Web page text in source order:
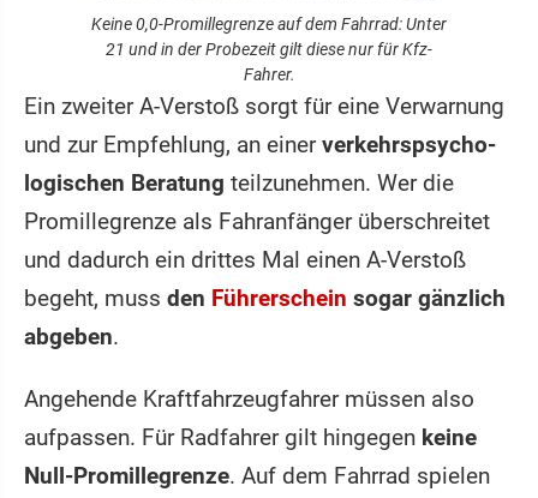
Keine 0,0-Promillegrenze auf dem Fahrrad: Unter
21 und in der Probezeit gilt diese nur für Kfz-
Fahrer.
Ein zweiter A-Verstoß sorgt für eine Verwarnung
und zur Empfehlung, an einerverkehrspsycho­
logischen Beratung teilzunehmen. Wer die
Promillegrenze als Fahranfänger überschreitet
und dadurch ein drittes Mal einen A-Verstoß
begeht, muss den Führerschein sogar gänzlich
abgeben.
Angehende Kraftfahrzeugfahrer müssen also
aufpassen. Für Radfahrer gilt hingegen keine
Null-Promillegrenze. Auf dem Fahrrad spielen